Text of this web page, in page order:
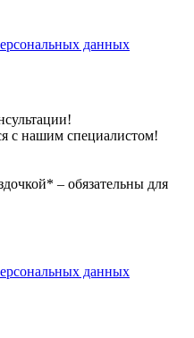
данных
с нашим специалистом!
– обязательны для
данных